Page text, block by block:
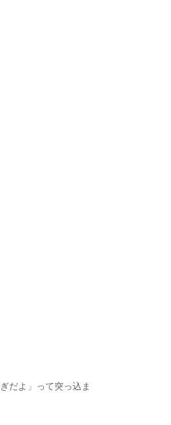
だよ」って突っ込ま